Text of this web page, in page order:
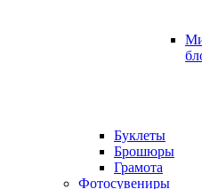
Буклеты
Брошюры
Грамота
Фотосувениры